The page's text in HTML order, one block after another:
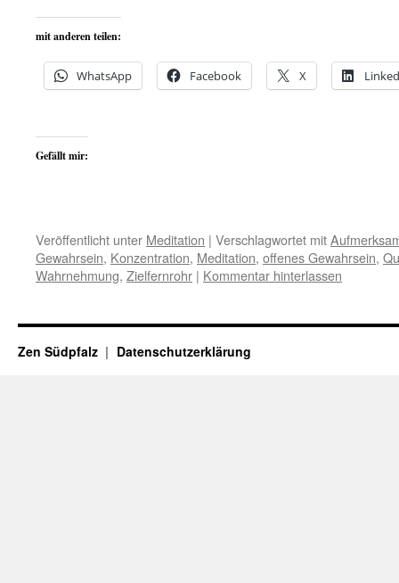
mit anderen teilen:
WhatsApp Facebook X
Gefällt mir:
Veröffentlicht unter Meditation | Verschlagwortet mit
Gewahrsein, Konzentration, Meditation, offenes Gewahrsein,
Wahrnehmung, Zielfernrohr | Kommentar hinterlassen
Zen Südpfalz Datenschutzerklärung